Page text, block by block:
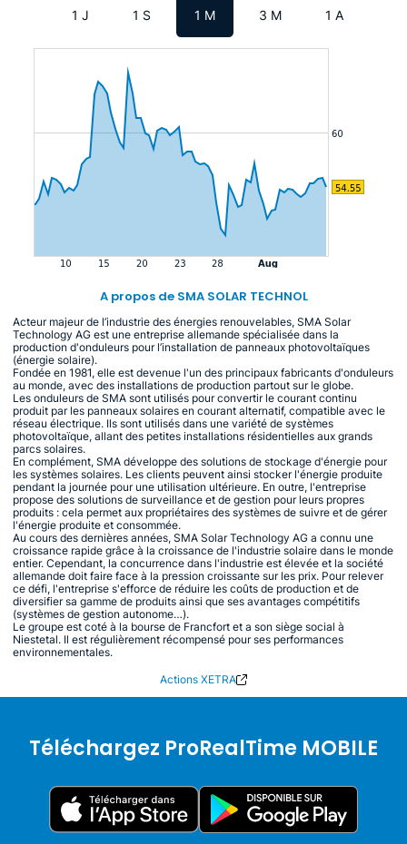
1 J 1 S 1 M 3 M 1 A
A propos de SMA SOLAR TECHNOL
Acteur majeur de l’industrie des énergies renouvelables, SMA Solar
Technology AG est une entreprise allemande spécialisée dans la
production d'onduleurs pour l’installation de panneaux photovoltaïques
(énergie solaire).
Fondée en 1981, elle est devenue l'un des principaux fabricants d'onduleurs
au monde, avec des installations de production partout sur le globe.
Les onduleurs de SMA sont utilisés pour convertir le courant continu
produit par les panneaux solaires en courant alternatif, compatible avec le
réseau électrique. Ils sont utilisés dans une variété de systèmes
photovoltaïque, allant des petites installations résidentielles aux grands
parcs solaires.
En complément, SMA développe des solutions de stockage d'énergie pour
les systèmes solaires. Les clients peuvent ainsi stocker l'énergie produite
pendant la journée pour une utilisation ultérieure. En outre, l'entreprise
propose des solutions de surveillance et de gestion pour leurs propres
produits : cela permet aux propriétaires des systèmes de suivre et de gérer
l'énergie produite et consommée.
Au cours des dernières années, SMA Solar Technology AG a connu une
croissance rapide grâce à la croissance de l'industrie solaire dans le monde
entier. Cependant, la concurrence dans l'industrie est élevée et la société
allemande doit faire face à la pression croissante sur les prix. Pour relever
ce défi, l'entreprise s'efforce de réduire les coûts de production et de
diversifier sa gamme de produits ainsi que ses avantages compétitifs
(systèmes de gestion autonome…).
Le groupe est coté à la bourse de Francfort et a son siège social à
Niestetal. Il est régulièrement récompensé pour ses performances
environnementales.
Actions XETRA
Téléchargez ProRealTime MOBILE